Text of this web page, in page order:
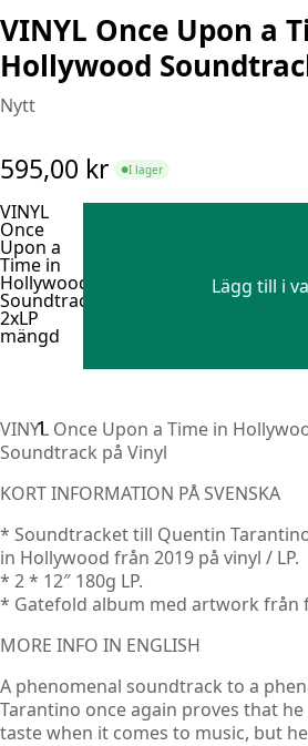
VINYL Once Upon a
Hollywood
Nytt
595,00 kr ●I lager
VINYL
Once
Upon a
Time in
Hollywood
Soundtrack
2xLP
mängd
Lägg till i
VINYL Once Upon a Time in
Soundtrack på Vinyl
KORT INFORMATION PÅ SVENSKA
* Soundtracket till Quentin
in Hollywood från 2019 på vinyl / LP.
* 2 * 12″ 180g LP.
* Gatefold album med artwork från
MORE INFO IN ENGLISH
A phenomenal soundtrack to a
Tarantino once again proves that
taste when it comes to music, but